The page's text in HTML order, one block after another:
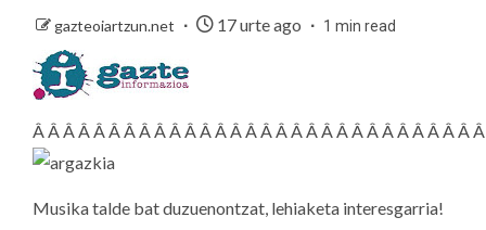
gazteoiartzun.net 17 urte ago 1 min read
Â Â Â Â Â Â Â Â Â Â Â Â Â Â Â Â Â Â Â Â Â Â Â Â Â Â Â Â Â
Musika talde bat duzuenontzat, lehiaketa interesgarria!